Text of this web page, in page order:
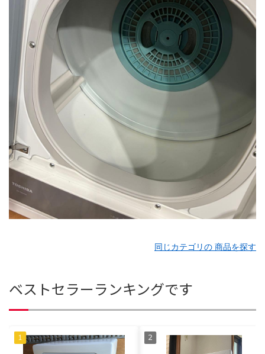
同じカテゴリの 商品を探す
ベストセラーランキングです